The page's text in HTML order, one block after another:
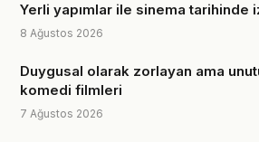
Yerli yapımlar ile sinema tarihinde
8 Ağustos 2026
Duygusal olarak zorlayan ama
komedi filmleri
7 Ağustos 2026